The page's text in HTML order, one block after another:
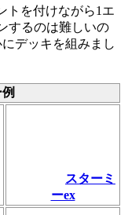
トを付けながら1エ
するのは難しいの
デッキを組みまし
スターミ
ーex